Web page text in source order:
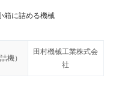
箱に詰める機械
機）
田村機械工業株式会
社